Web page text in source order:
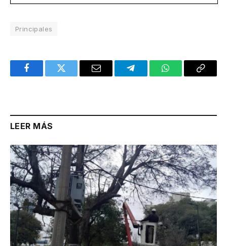
Principales
FacebookTwitter Email TelegramWhatsAppCopy
LEER MÁS